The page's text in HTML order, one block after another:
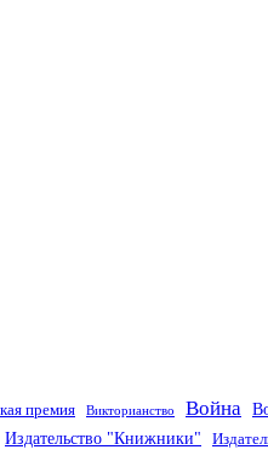
премия Викторианство Война
Издательство "Книжники"